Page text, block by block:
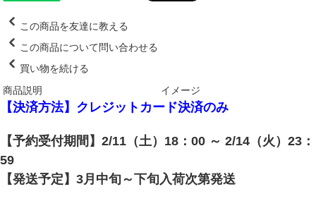
この商品を友達に教える
この商品について問い合わせる
買い物を続ける
商品説明
イメージ
【決済方法】クレジットカード決済のみ
【予約受付期間】2/11（土）18：00 ～ 2/14（火）23：
59
【発送予定】3月中旬～下旬入荷次第発送